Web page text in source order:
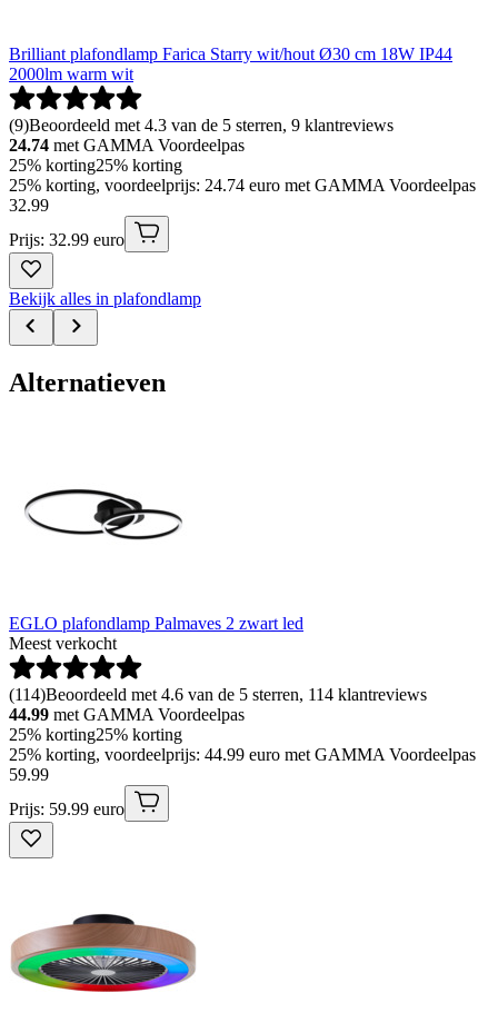
Brilliant plafondlamp Farica Starry wit/hout Ø30 cm 18W IP44
2000lm warm wit
(9)Beoordeeld met 4.3 van de 5 sterren, 9 klantreviews
24.74 met GAMMA Voordeelpas
25% korting25% korting
25% korting, voordeelprijs: 24.74 euro met GAMMA Voordeelpas
32.99
Prijs: 32.99 euro
Bekijk alles in plafondlamp
Alternatieven
EGLO plafondlamp Palmaves 2 zwart led
Meest verkocht
(114)Beoordeeld met 4.6 van de 5 sterren, 114 klantreviews
44.99 met GAMMA Voordeelpas
25% korting25% korting
25% korting, voordeelprijs: 44.99 euro met GAMMA Voordeelpas
59.99
Prijs: 59.99 euro